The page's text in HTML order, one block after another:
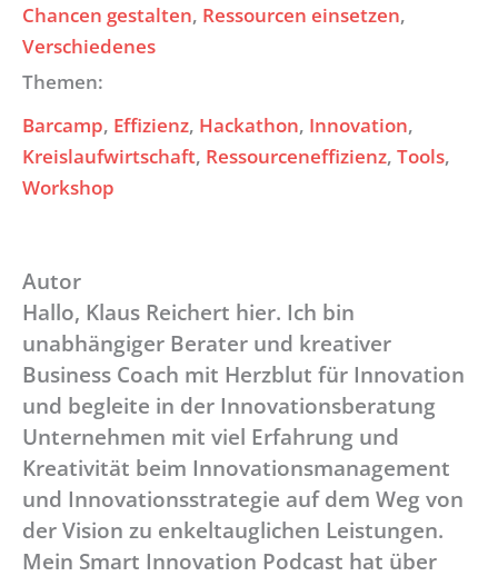
Chancen gestalten, Ressourcen einsetzen
Verschiedenes
Themen:
Barcamp, Effizienz, Hackathon, Innovation
Kreislaufwirtschaft, Ressourceneffizienz, Tools
Workshop
Autor
Hallo, Klaus Reichert hier. Ich bin
unabhängiger Berater und kreativer
Business Coach mit Herzblut für Innovation
und begleite in der Innovationsberatung
Unternehmen mit viel Erfahrung und
Kreativität beim Innovationsmanagement
und Innovationsstrategie auf dem Weg von
der Vision zu enkeltauglichen Leistungen.
Mein Smart Innovation Podcast hat über